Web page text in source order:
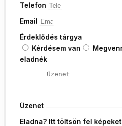
Telefon
Email
Érdeklődés tárgya
Kérdésem van
eladnék
Üzenet
Eladna? Itt töltsön fel